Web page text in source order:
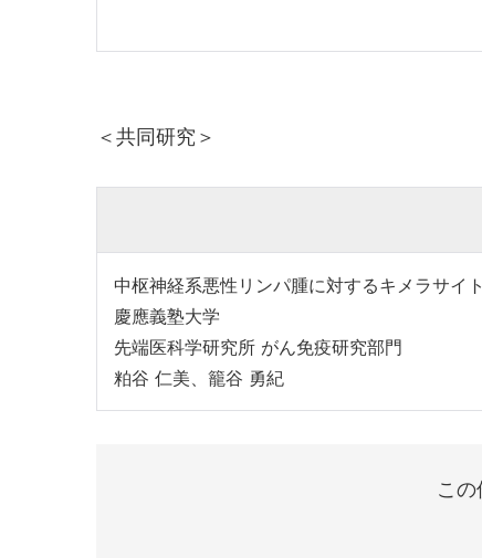
＜共同研究＞
中枢神経系悪性リンパ腫に対するキメラサイ
慶應義塾大学
先端医科学研究所 がん免疫研究部門
粕谷 仁美、籠谷 勇紀
こ